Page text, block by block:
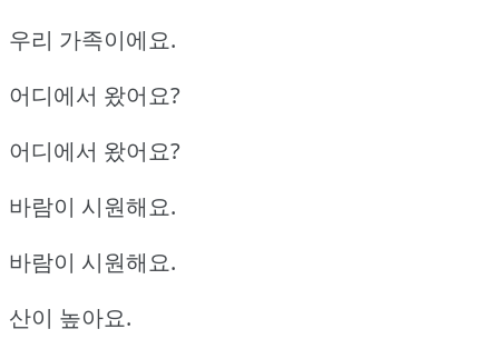
우리 가족이에요.
어디에서 왔어요?
어디에서 왔어요?
바람이 시원해요.
바람이 시원해요.
산이 높아요.